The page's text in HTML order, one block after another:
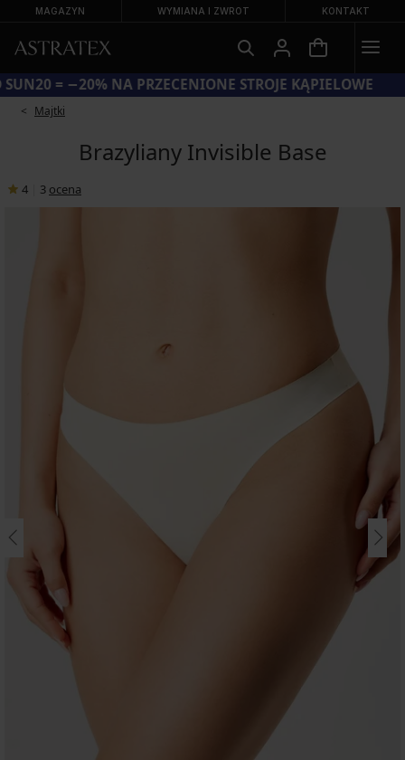
MAGAZYN WYMIANA I ZWROT KONTAKT
KOD SUN20 = −20% NA PRZECENIONE STROJE KĄPIELOWE
Majtki
Brazyliany Invisible Base
4 3 ocena